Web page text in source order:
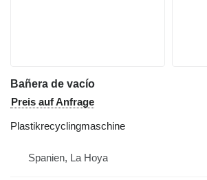
Bañera de vacío
Preis auf Anfrage
Plastikrecyclingmaschine
Spanien, La Hoya